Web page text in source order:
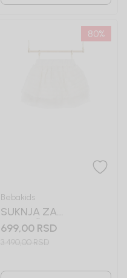
80%
Bebakids
SUKNJA ZA
DEVOJČICE MINA
699,00 RSD
3.490,00RSD